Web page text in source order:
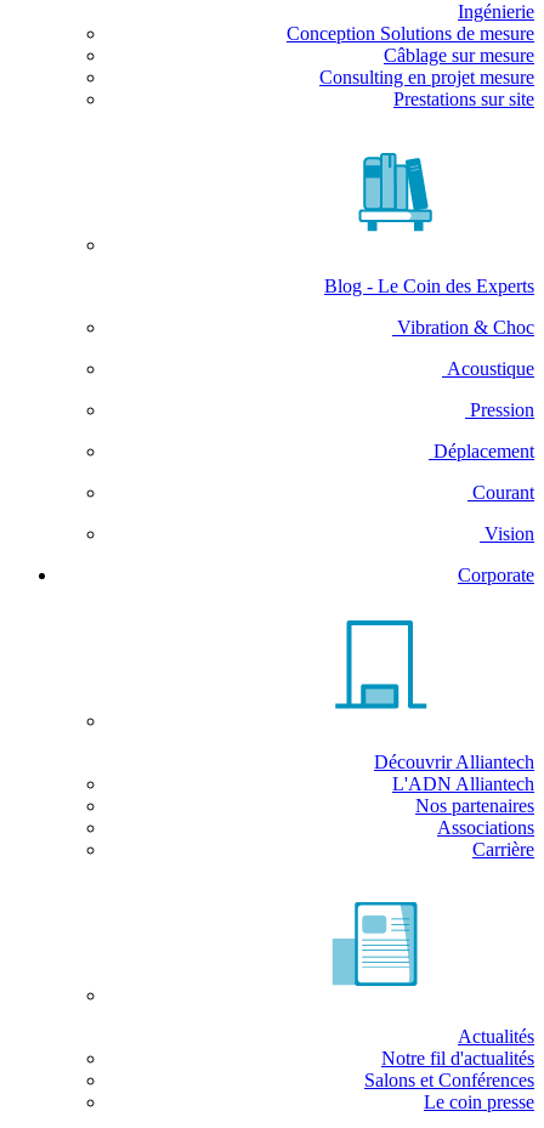
Ingénierie
Conception Solutions de mesure
Câblage sur mesure
Consulting en projet mesure
Prestations sur site
Blog - Le Coin des Experts
Vibration & Choc
Acoustique
Pression
Déplacement
Courant
Vision
Corporate
Découvrir Alliantech
L'ADN Alliantech
Nos partenaires
Associations
Carrière
Actualités
Notre fil d'actualités
Salons et Conférences
Le coin presse